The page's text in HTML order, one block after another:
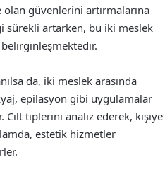
güvenlerini artırmalarına
sürekli artarken, bu iki meslek
da, iki meslek arasında
epilasyon gibi uygulamalar
Cilt tiplerini analiz ederek, kişiye
estetik hizmetler